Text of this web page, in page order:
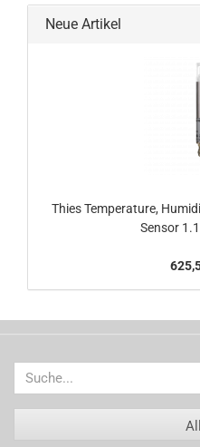
Neue Artikel
Thies Temperature,
Sensor